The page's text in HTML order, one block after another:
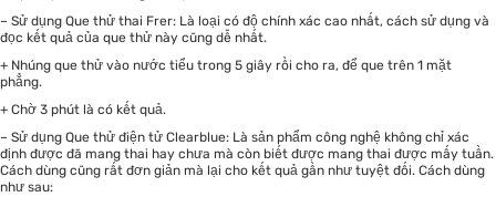
– Sử dụng Que thử thai Frer: Là loại có độ chính xác cao nhất, cách sử dụng và
đọc kết quả của que thử này cũng dễ nhất.
+ Nhúng que thử vào nước tiểu trong 5 giây rồi cho ra, để que trên 1 mặt
phẳng.
+ Chờ 3 phút là có kết quả.
– Sử dụng Que thử điện tử Clearblue: Là sản phẩm công nghệ không chỉ xác
định được đã mang thai hay chưa mà còn biết được mang thai được mấy tuần.
Cách dùng cũng rất đơn giản mà lại cho kết quả gần như tuyệt đối. Cách dùng
như sau: